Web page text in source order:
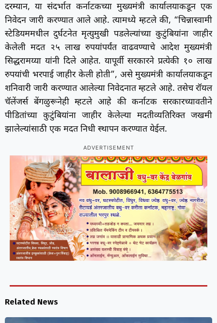
दरम्यान, या संदर्भात कर्नाटकच्या मुख्यमंत्री कार्यालयाकडून एक
निवेदन जारी करण्यात आले आहे. त्यामध्ये म्हटले की, “चिन्नास्वामी
स्टेडियममधील दुर्घटनेत मृत्युमुखी पडलेल्यांच्या कुटुंबियांना जाहीर
केलेली मदत २५ लाख रुपयांपर्यंत वाढवण्याचे आदेश मुख्यमंत्री
सिद्धरामय्या यांनी दिले आहेत. यापूर्वी सरकारने प्रत्येकी १० लाख
रुपयांची भरपाई जाहीर केली होती”, असे मुख्यमंत्री कार्यालयाकडून
शनिवारी जारी करण्यात आलेल्या निवेदनात म्हटले आहे. तसेच रॉयल
चॅलेंजर्स बेंगळुरूनेही म्हटले आहे की कर्नाटक सरकारच्यावतीने
पीडितांच्या कुटुंबियांना जाहीर केलेल्या मदतीव्यतिरिक्त जखमी
झालेल्यांसाठी एक मदत निधी स्थापन करण्यात येईल.
ADVERTISEMENT
Related News